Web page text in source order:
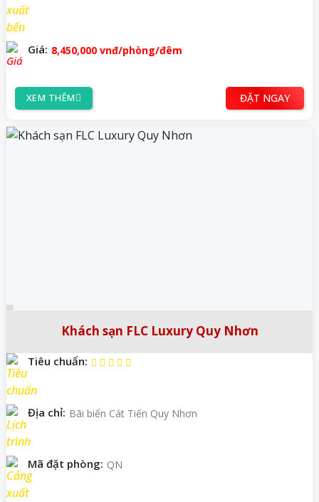
Giá: 8,450,000 vnđ/phòng/đêm
XEM THÊM ĐẶT NGAY
Khách sạn FLC Luxury Quy Nhơn
Tiêu chuẩn:
Địa chỉ: Bãi biển Cát Tiến Quy Nhơn
Mã đặt phòng: QN